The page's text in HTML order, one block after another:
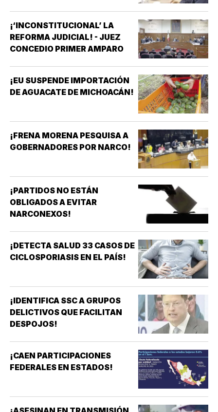
¡‘INCONSTITUCIONAL’ LA
REFORMA JUDICIAL! - JUEZ
CONCEDIO PRIMER AMPARO
¡EU SUSPENDE IMPORTACIÓN
DE AGUACATE DE MICHOACÁN!
¡FRENA MORENA PESQUISA A
GOBERNADORES POR NARCO!
¡PARTIDOS NO ESTÁN
OBLIGADOS A EVITAR
NARCONEXOS!
¡DETECTA SALUD 33 CASOS DE
CICLOSPORIASIS EN EL PAÍS!
¡IDENTIFICA SSC A GRUPOS
DELICTIVOS QUE FACILITAN
DESPOJOS!
¡CAEN PARTICIPACIONES
FEDERALES EN ESTADOS!